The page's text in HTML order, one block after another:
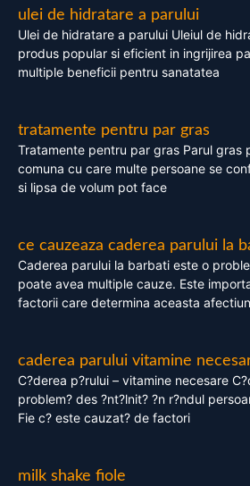
ulei de hidratare a parului
Ulei de hidratare a parului Uleiul de
produs popular si eficient in ingrijirea
multiple beneficii pentru sanatatea
tratamente pentru par gras
Tratamente pentru par gras Parul gras
comuna cu care multe persoane se
si lipsa de volum pot face
ce cauzeaza caderea parului la
Caderea parului la barbati este o
poate avea multiple cauze. Este
factorii care determina aceasta
caderea parului vitamine
C?derea p?rului – vitamine necesare
problem? des ?nt?lnit? ?n r?ndul
Fie c? este cauzat? de factori
milk shake fiole